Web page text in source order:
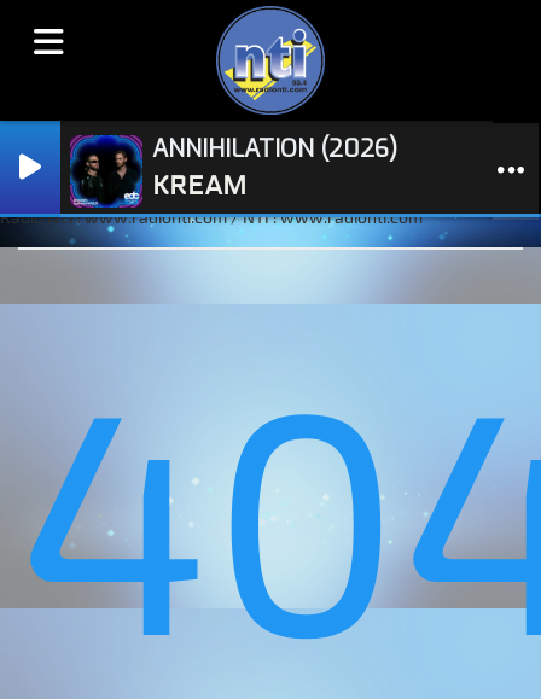
Radio NTI : www.radionti.com / NTI : www.radionti.com
ANNIHILATION (2026)
KREAM